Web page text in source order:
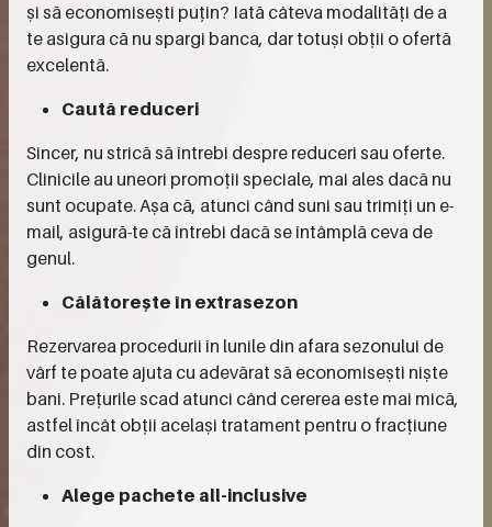
și să economisești puțin? Iată câteva modalități de a
te asigura că nu spargi banca, dar totuși obții o ofertă
excelentă.
Caută reduceri
Sincer, nu strică să întrebi despre reduceri sau oferte.
Clinicile au uneori promoții speciale, mai ales dacă nu
sunt ocupate. Așa că, atunci când suni sau trimiți un e-
mail, asigură-te că întrebi dacă se întâmplă ceva de
genul.
Călătorește în extrasezon
Rezervarea procedurii în lunile din afara sezonului de
vârf te poate ajuta cu adevărat să economisești niște
bani. Prețurile scad atunci când cererea este mai mică,
astfel încât obții același tratament pentru o fracțiune
din cost.
Alege pachete all-inclusive